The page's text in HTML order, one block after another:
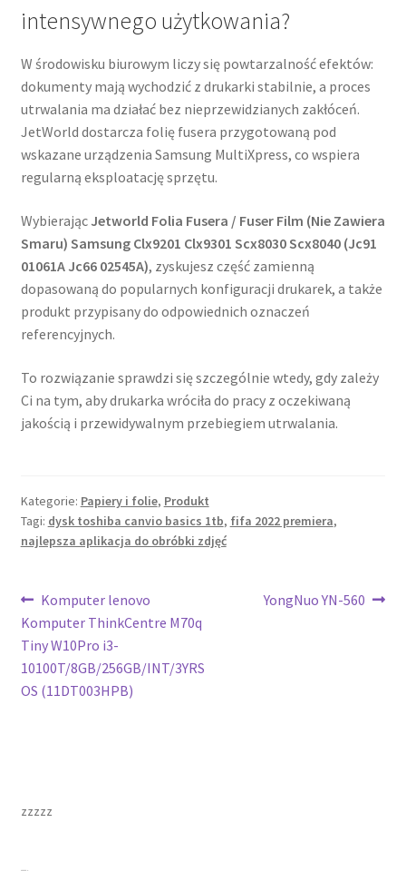
intensywnego użytkowania?
W środowisku biurowym liczy się powtarzalność efektów:
dokumenty mają wychodzić z drukarki stabilnie, a proces
utrwalania ma działać bez nieprzewidzianych zakłóceń.
JetWorld dostarcza folię fusera przygotowaną pod
wskazane urządzenia Samsung MultiXpress, co wspiera
regularną eksploatację sprzętu.
Wybierając Jetworld Folia Fusera / Fuser Film (Nie Zawiera
Smaru) Samsung Clx9201 Clx9301 Scx8030 Scx8040 (Jc91
01061A Jc66 02545A), zyskujesz część zamienną
dopasowaną do popularnych konfiguracji drukarek, a także
produkt przypisany do odpowiednich oznaczeń
referencyjnych.
To rozwiązanie sprawdzi się szczególnie wtedy, gdy zależy
Ci na tym, aby drukarka wróciła do pracy z oczekiwaną
jakością i przewidywalnym przebiegiem utrwalania.
Kategorie: Papiery i folie, Produkt
Tagi: dysk toshiba canvio basics 1tb, fifa 2022 premiera,
najlepsza aplikacja do obróbki zdjęć
Nawigacja
wpisu
Poprzedni
wpis:
Komputer lenovo
Komputer ThinkCentre M70q
Tiny W10Pro i3-
10100T/8GB/256GB/INT/3YRS
OS (11DT003HPB)
Następny
YongNuo YN-560
zzzzz